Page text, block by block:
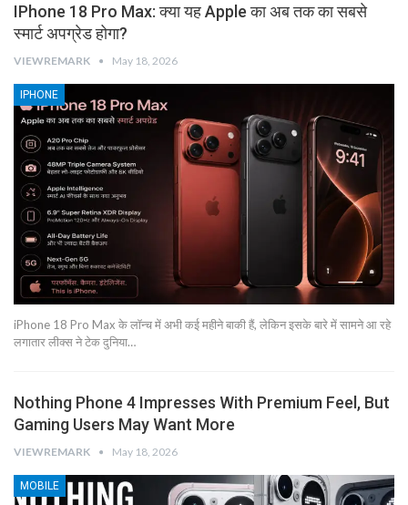
IPhone 18 Pro Max: क्या यह Apple का अब तक का सबसे
स्मार्ट अपग्रेड होगा?
VIEWREMARK May 18, 2026
IPHONE
iPhone 18 Pro Max के लॉन्च में अभी कई महीने बाकी हैं, लेकिन इसके बारे में सामने आ रहे
लगातार लीक्स ने टेक दुनिया…
Nothing Phone 4 Impresses With Premium Feel, But
Gaming Users May Want More
VIEWREMARK May 18, 2026
MOBILE